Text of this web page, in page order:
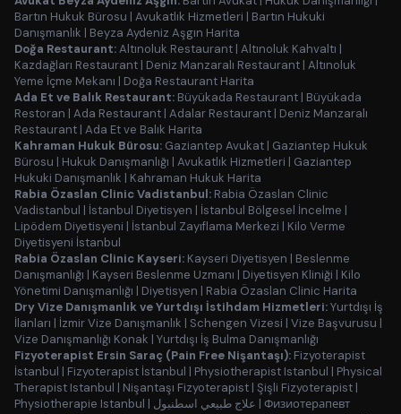
Bartın Hukuk Bürosu | Avukatlık Hizmetleri | Bartın Hukuki
Danışmanlık | Beyza Aydeniz Aşgın Harita
Doğa Restaurant:Altınoluk Restaurant | Altınoluk Kahvaltı |
Kazdağları Restaurant | Deniz Manzaralı Restaurant | Altınoluk
Yeme İçme Mekanı | Doğa Restaurant Harita
Ada Et ve Balık Restaurant: Büyükada Restaurant | Büyükada
Restoran | Ada Restaurant | Adalar Restaurant | Deniz Manzaralı
Restaurant | Ada Et ve Balık Harita
Kahraman Hukuk Bürosu: Gaziantep Avukat | Gaziantep Hukuk
Bürosu | Hukuk Danışmanlığı | Avukatlık Hizmetleri | Gaziantep
Hukuki Danışmanlık | Kahraman Hukuk Harita
Rabia Özaslan Clinic Vadistanbul: Rabia Özaslan Clinic
Vadistanbul | İstanbul Diyetisyen | İstanbul Bölgesel İncelme |
Lipödem Diyetisyeni | İstanbul Zayıflama Merkezi | Kilo Verme
Diyetisyeni İstanbul
Rabia Özaslan Clinic Kayseri: Kayseri Diyetisyen | Beslenme
Danışmanlığı | Kayseri Beslenme Uzmanı | Diyetisyen Kliniği | Kilo
Yönetimi Danışmanlığı | Diyetisyen | Rabia Özaslan Clinic Harita
Dry Vize Danışmanlık ve Yurtdışı İstihdam Hizmetleri:Yurtdışı İş
İlanları | İzmir Vize Danışmanlık | Schengen Vizesi | Vize Başvurusu |
Vize Danışmanlığı Konak | Yurtdışı İş Bulma Danışmanlığı
Fizyoterapist Ersin Saraç (Pain Free Nişantaşı): Fizyoterapist
İstanbul | Fizyoterapist İstanbul | Physiotherapist Istanbul | Physical
Therapist Istanbul | Nişantaşı Fizyoterapist | Şişli Fizyoterapist |
Physiotherapie Istanbul | علاج طبيعي اسطنبول | Физиотерапевт